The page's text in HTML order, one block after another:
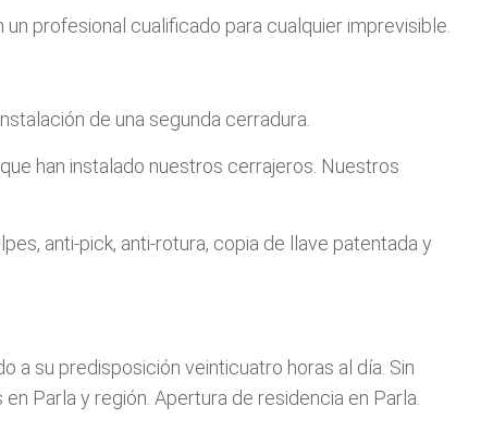
profesional cualificado para cualquier imprevisible.
de una segunda cerradura.
han instalado nuestros cerrajeros. Nuestros
anti-pick, anti-rotura, copia de llave patentada y
a su predisposición veinticuatro horas al día. Sin
Parla y región. Apertura de residencia en Parla.